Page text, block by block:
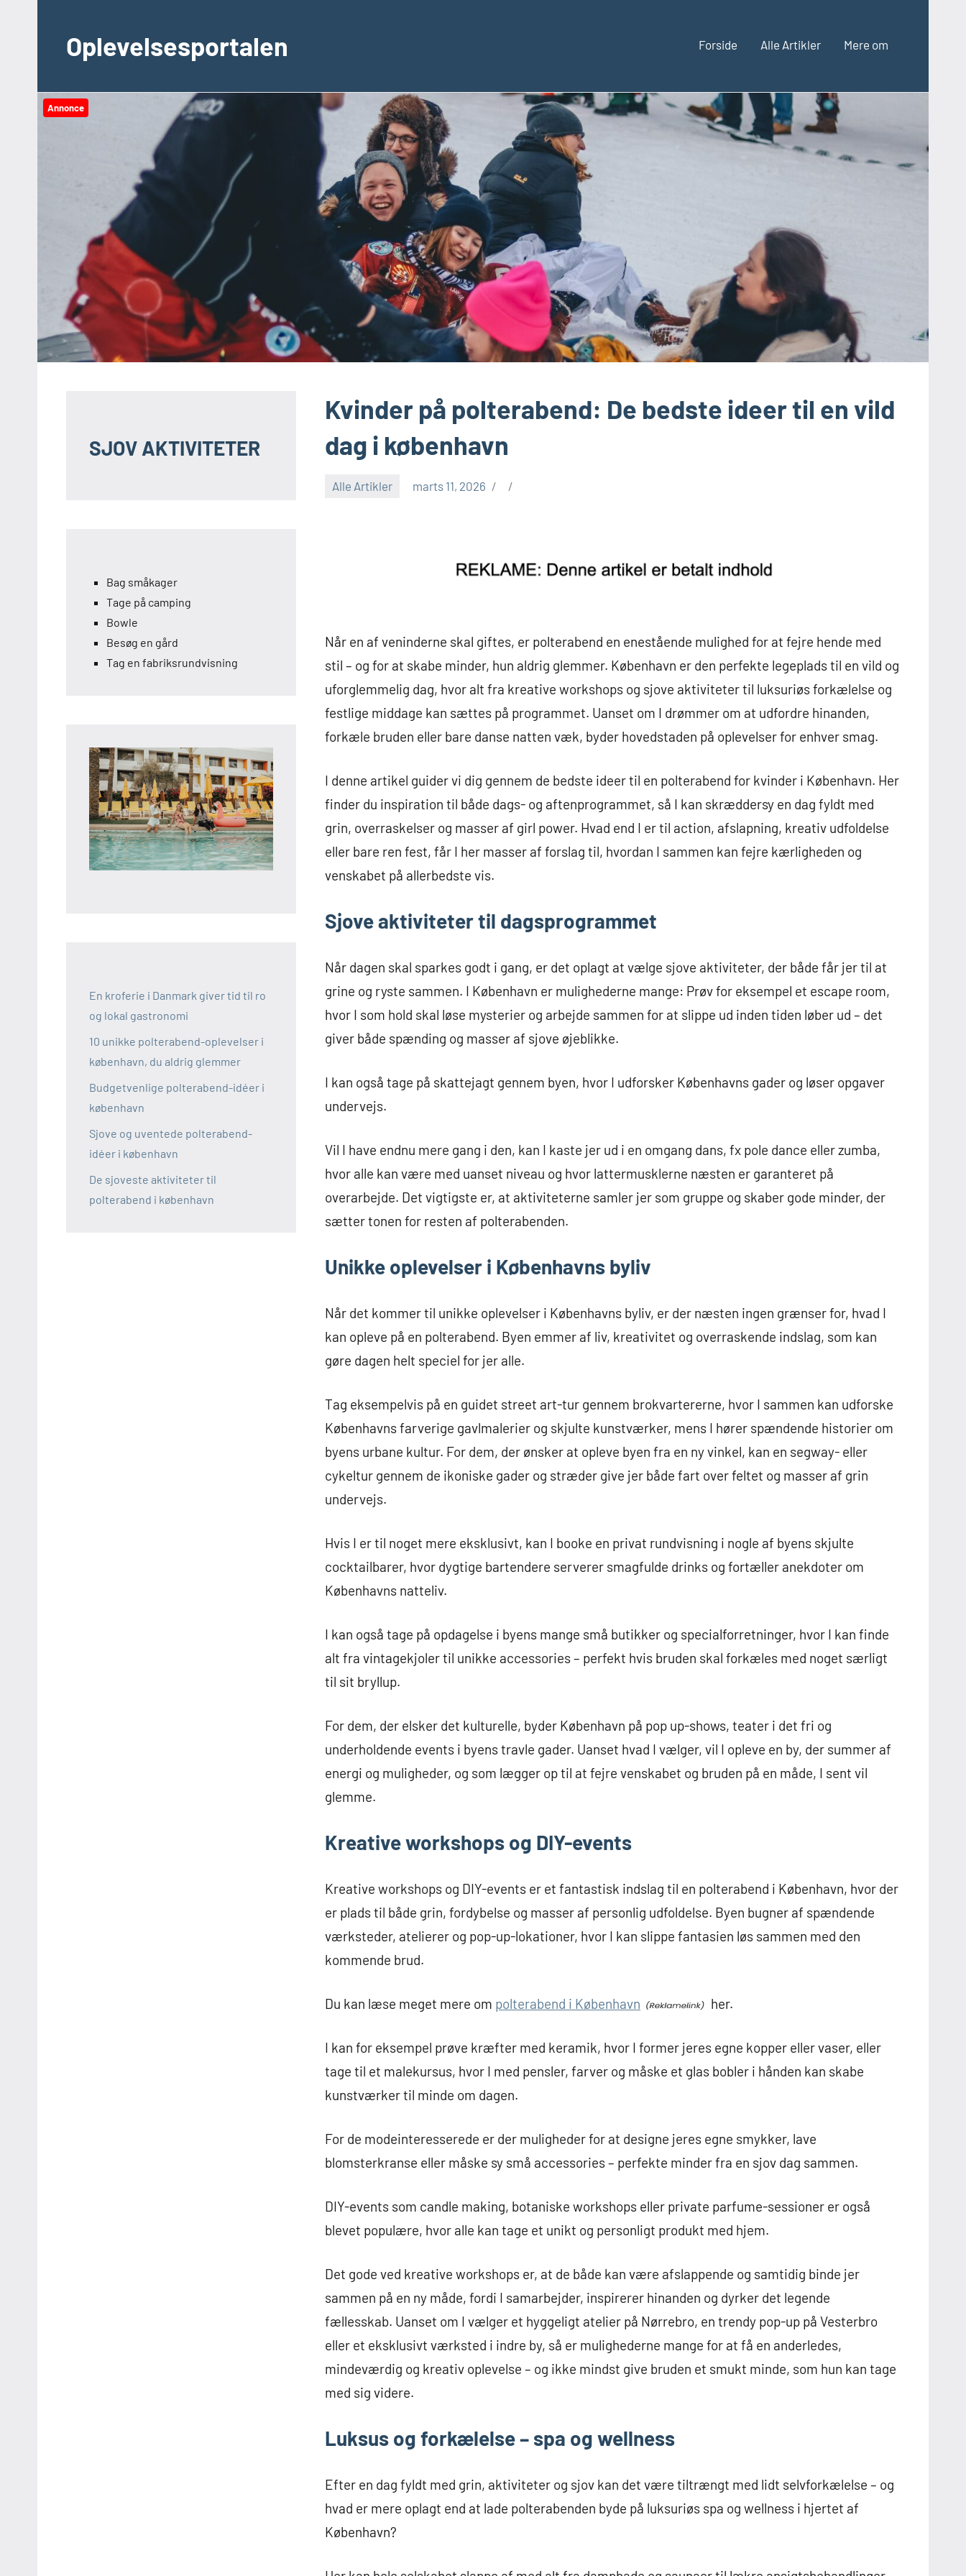
indholdOplevelsesportalen Forside Alle Artikler Mere om
Annonce
Kvinder på polterabend: De bedste ideer til en vild
dag i københavn
Alle Artikler marts 11, 2026
Når en af veninderne skal giftes, er polterabend en enestående mulighed for at fejre hende med
stil – og for at skabe minder, hun aldrig glemmer. København er den perfekte legeplads til en vild og
uforglemmelig dag, hvor alt fra kreative workshops og sjove aktiviteter til luksuriøs forkælelse og
festlige middage kan sættes på programmet. Uanset om I drømmer om at udfordre hinanden,
forkæle bruden eller bare danse natten væk, byder hovedstaden på oplevelser for enhver smag.
I denne artikel guider vi dig gennem de bedste ideer til en polterabend for kvinder i København. Her
finder du inspiration til både dags- og aftenprogrammet, så I kan skræddersy en dag fyldt med
grin, overraskelser og masser af girl power. Hvad end I er til action, afslapning, kreativ udfoldelse
eller bare ren fest, får I her masser af forslag til, hvordan I sammen kan fejre kærligheden og
venskabet på allerbedste vis.
Sjove aktiviteter til dagsprogrammet
Når dagen skal sparkes godt i gang, er det oplagt at vælge sjove aktiviteter, der både får jer til at
grine og ryste sammen. I København er mulighederne mange: Prøv for eksempel et escape room,
hvor I som hold skal løse mysterier og arbejde sammen for at slippe ud inden tiden løber ud – det
giver både spænding og masser af sjove øjeblikke.
I kan også tage på skattejagt gennem byen, hvor I udforsker Københavns gader og løser opgaver
undervejs.
Vil I have endnu mere gang i den, kan I kaste jer ud i en omgang dans, fx pole dance eller zumba,
hvor alle kan være med uanset niveau og hvor lattermusklerne næsten er garanteret på
overarbejde. Det vigtigste er, at aktiviteterne samler jer som gruppe og skaber gode minder, der
sætter tonen for resten af polterabenden.
Unikke oplevelser i Københavns byliv
Når det kommer til unikke oplevelser i Københavns byliv, er der næsten ingen grænser for, hvad I
kan opleve på en polterabend. Byen emmer af liv, kreativitet og overraskende indslag, som kan
gøre dagen helt speciel for jer alle.
Tag eksempelvis på en guidet street art-tur gennem brokvartererne, hvor I sammen kan udforske
Københavns farverige gavlmalerier og skjulte kunstværker, mens I hører spændende historier om
byens urbane kultur. For dem, der ønsker at opleve byen fra en ny vinkel, kan en segway- eller
cykeltur gennem de ikoniske gader og stræder give jer både fart over feltet og masser af grin
undervejs.
Hvis I er til noget mere eksklusivt, kan I booke en privat rundvisning i nogle af byens skjulte
cocktailbarer, hvor dygtige bartendere serverer smagfulde drinks og fortæller anekdoter om
Københavns natteliv.
I kan også tage på opdagelse i byens mange små butikker og specialforretninger, hvor I kan finde
alt fra vintagekjoler til unikke accessories – perfekt hvis bruden skal forkæles med noget særligt
til sit bryllup.
For dem, der elsker det kulturelle, byder København på pop up-shows, teater i det fri og
underholdende events i byens travle gader. Uanset hvad I vælger, vil I opleve en by, der summer af
energi og muligheder, og som lægger op til at fejre venskabet og bruden på en måde, I sent vil
glemme.
Kreative workshops og DIY-events
Kreative workshops og DIY-events er et fantastisk indslag til en polterabend i København, hvor der
er plads til både grin, fordybelse og masser af personlig udfoldelse. Byen bugner af spændende
værksteder, atelierer og pop-up-lokationer, hvor I kan slippe fantasien løs sammen med den
kommende brud.
Du kan læse meget mere om polterabend i København her.
I kan for eksempel prøve kræfter med keramik, hvor I former jeres egne kopper eller vaser, eller
tage til et malekursus, hvor I med pensler, farver og måske et glas bobler i hånden kan skabe
kunstværker til minde om dagen.
For de modeinteresserede er der muligheder for at designe jeres egne smykker, lave
blomsterkranse eller måske sy små accessories – perfekte minder fra en sjov dag sammen.
DIY-events som candle making, botaniske workshops eller private parfume-sessioner er også
blevet populære, hvor alle kan tage et unikt og personligt produkt med hjem.
Det gode ved kreative workshops er, at de både kan være afslappende og samtidig binde jer
sammen på en ny måde, fordi I samarbejder, inspirerer hinanden og dyrker det legende
fællesskab. Uanset om I vælger et hyggeligt atelier på Nørrebro, en trendy pop-up på Vesterbro
eller et eksklusivt værksted i indre by, så er mulighederne mange for at få en anderledes,
mindeværdig og kreativ oplevelse – og ikke mindst give bruden et smukt minde, som hun kan tage
med sig videre.
Luksus og forkælelse – spa og wellness
Efter en dag fyldt med grin, aktiviteter og sjov kan det være tiltrængt med lidt selvforkælelse – og
hvad er mere oplagt end at lade polterabenden byde på luksuriøs spa og wellness i hjertet af
København?
SJOV AKTIVITETER
Bag småkager
Tage på camping
Bowle
Besøg en gård
Tag en fabriksrundvisning
En kroferie i Danmark giver tid til ro
og lokal gastronomi
10 unikke polterabend-oplevelser i
københavn, du aldrig glemmer
Budgetvenlige polterabend-idéer i
københavn
Sjove og uventede polterabend-
idéer i københavn
De sjoveste aktiviteter til
polterabend i københavn